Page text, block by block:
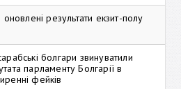
результати екзит-полу
болгари звинуватили
парламенту Болгарії в
фейків